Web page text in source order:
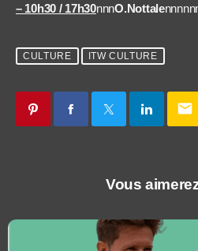
– 10h30 / 17h30nnnO.Nottale
CULTURE ITW CULTURE
email
Vous